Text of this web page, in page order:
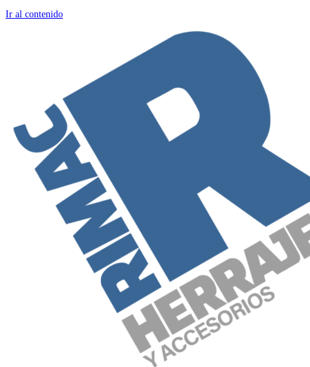
Ir al contenido